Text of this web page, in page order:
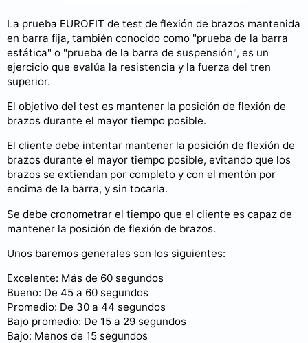
La prueba EUROFIT de test de flexión de brazos mantenida
en barra fija, también conocido como "prueba de la barra
estática" o "prueba de la barra de suspensión", es un
ejercicio que evalúa la resistencia y la fuerza del tren
superior.
El objetivo del test es mantener la posición de flexión de
brazos durante el mayor tiempo posible.
El cliente debe intentar mantener la posición de flexión de
brazos durante el mayor tiempo posible, evitando que los
brazos se extiendan por completo y con el mentón por
encima de la barra, y sin tocarla.
Se debe cronometrar el tiempo que el cliente es capaz de
mantener la posición de flexión de brazos.
Unos baremos generales son los siguientes:
Excelente: Más de 60 segundos
Bueno: De 45 a 60 segundos
Promedio: De 30 a 44 segundos
Bajo promedio: De 15 a 29 segundos
Bajo: Menos de 15 segundos